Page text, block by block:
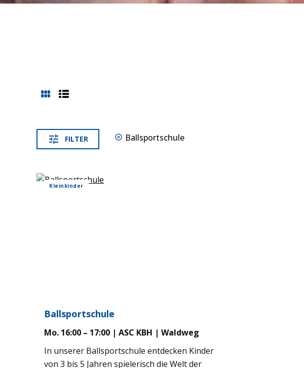
FIL­TER Ball­sport­schule
Klein­kin­der
Ball­sport­schule
Mo. 16:00 – 17:00 | ASC KBH | Wald­weg
In unse­rer Ball­sport­schule ent­de­cken Kin­der
von 3 bis 5 Jah­ren spie­le­risch die Welt der